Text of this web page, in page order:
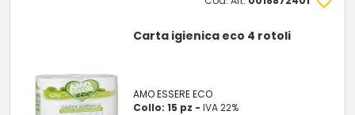
Carta igienica eco 4 rotoli
AMO ESSERE ECO
Collo: 15 pz -IVA 22%